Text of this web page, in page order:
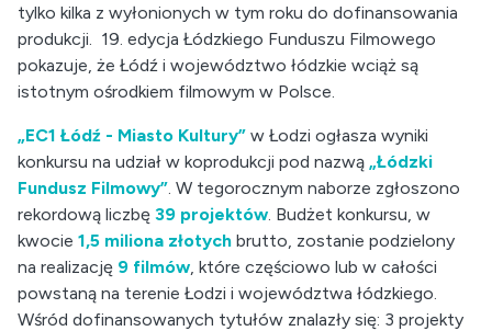
tylko kilka z wyłonionych w tym roku do dofinansowania
produkcji. 19. edycja Łódzkiego Funduszu Filmowego
pokazuje, że Łódź i województwo łódzkie wciąż są
istotnym ośrodkiem filmowym w Polsce.
„EC1 Łódź - Miasto Kultury” w Łodzi ogłasza wyniki
konkursu na udział w koprodukcji pod nazwą „Łódzki
Fundusz Filmowy”. W tegorocznym naborze zgłoszono
rekordową liczbę 39 projektów. Budżet konkursu, w
kwocie 1,5 miliona złotych brutto, zostanie podzielony
na realizację 9 filmów, które częściowo lub w całości
powstaną na terenie Łodzi i województwa łódzkiego.
Wśród dofinansowanych tytułów znalazły się: 3 projekty